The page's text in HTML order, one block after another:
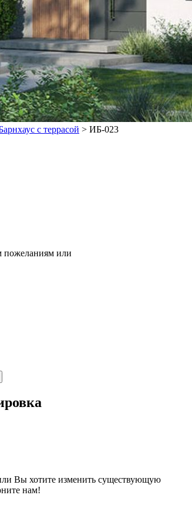
с террасой > ИБ-023
пожеланиям или
Вы хотите изменить существующую
нам!